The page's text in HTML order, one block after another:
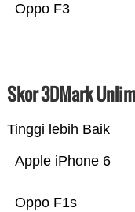
Oppo F3
Skor 3DMark
Tinggi lebih Baik
Oppo F1s
Apple iPhone 6